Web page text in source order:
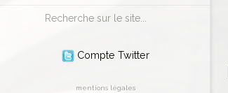
Rechercher
Compte Twitter
mentions légales